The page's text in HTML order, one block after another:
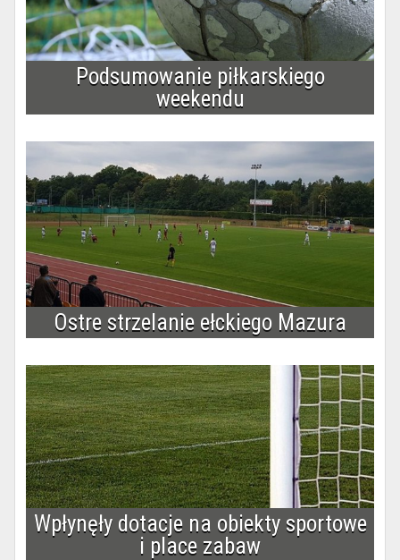
Podsumowanie piłkarskiego
weekendu
Ostre strzelanie ełckiego Mazura
Wpłynęły dotacje na obiekty sportowe
i place zabaw